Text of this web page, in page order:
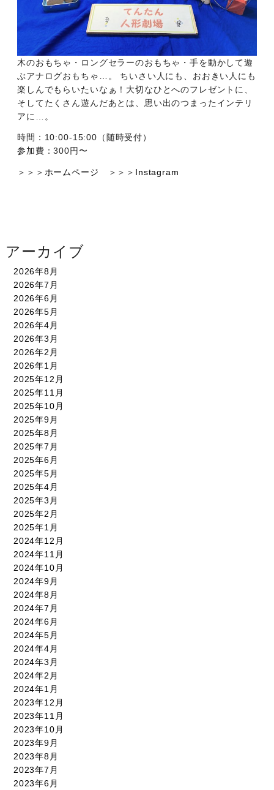
木のおもちゃ・ロングセラーのおもちゃ・手を動かして遊
ぶアナログおもちゃ…。 ちいさい人にも、おおきい人にも
楽しんでもらいたいなぁ！大切なひとへのフレゼントに、
そしてたくさん遊んだあとは、思い出のつまったインテリ
アに…。
時間：10:00-15:00（随時受付）
参加費：300円〜
＞＞＞ ホームページ ＞＞＞ Instagram
アーカイブ
2026年8月
2026年7月
2026年6月
2026年5月
2026年4月
2026年3月
2026年2月
2026年1月
2025年12月
2025年11月
2025年10月
2025年9月
2025年8月
2025年7月
2025年6月
2025年5月
2025年4月
2025年3月
2025年2月
2025年1月
2024年12月
2024年11月
2024年10月
2024年9月
2024年8月
2024年7月
2024年6月
2024年5月
2024年4月
2024年3月
2024年2月
2024年1月
2023年12月
2023年11月
2023年10月
2023年9月
2023年8月
2023年7月
2023年6月